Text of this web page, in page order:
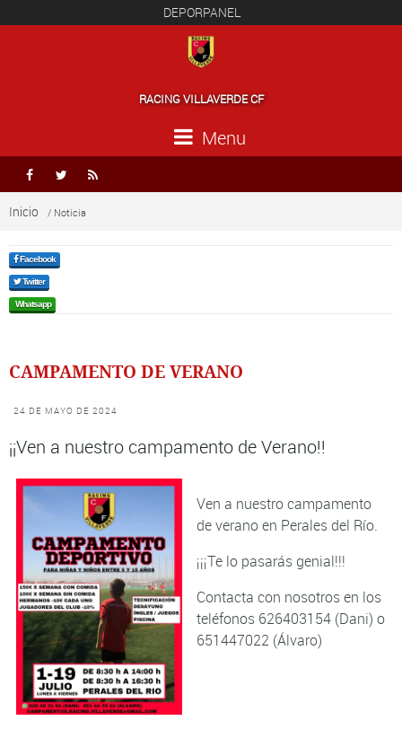
DEPORPANEL
RACING VILLAVERDE CF
Menu
  
Inicio / Noticia
Facebook
Twitter
Whatsapp
CAMPAMENTO DE VERANO
24 DE MAYO DE 2024
¡¡Ven a nuestro campamento de Verano!!
Ven a nuestro campamento
de verano en Perales del Río.
¡¡¡Te lo pasarás genial!!!
Contacta con nosotros en los
teléfonos 626403154 (Dani) o
651447022 (Álvaro)